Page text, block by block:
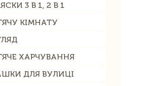
3 В 1, 2 В 1
КІМНАТУ
ХАРЧУВАННЯ
ДЛЯ ВУЛИЦІ